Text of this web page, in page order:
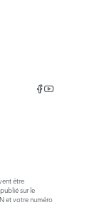
être
sur le
et votre numéro